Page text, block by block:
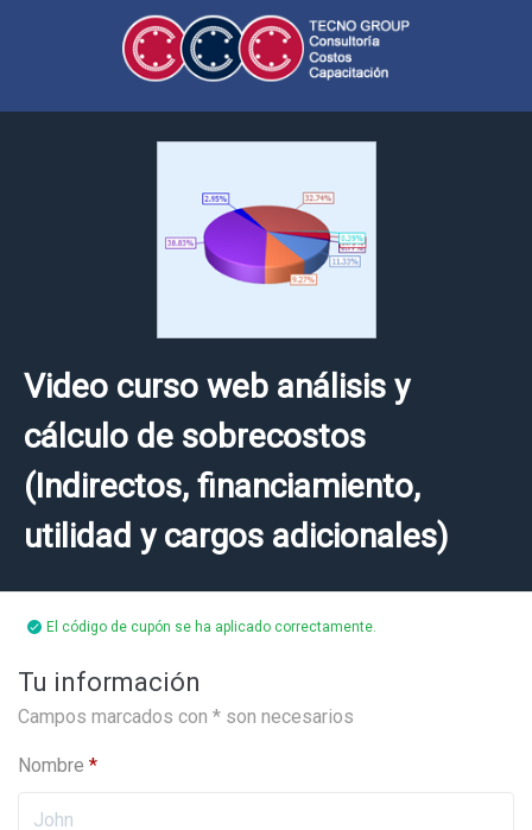
Video curso web análisis y
cálculo de sobrecostos
(Indirectos, financiamiento,
utilidad y cargos adicionales)
El código de cupón se ha aplicado correctamente.
Tu información
Campos marcados con * son necesarios
Nombre *